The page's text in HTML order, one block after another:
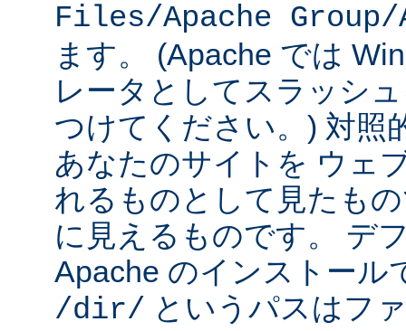
Files/Apache Group/
ます。 (Apache では
レータとしてスラッシ
つけてください。) 対照
あなたのサイトを ウェ
れるものとして見たも
に見えるものです。 デ
Apache のインストール
/dir/ というパスはフ